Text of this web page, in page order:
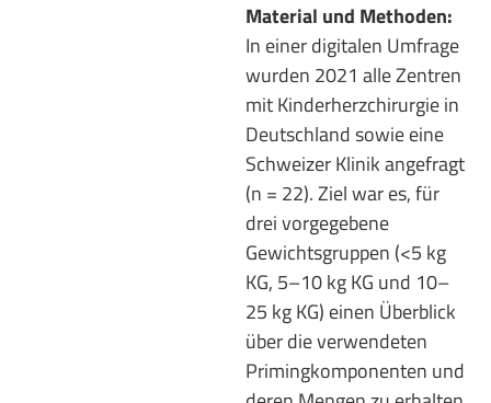
Material und Methoden:
In einer digitalen Umfrage
wurden 2021 alle Zentren
mit Kinderherzchirurgie in
Deutschland sowie eine
Schweizer Klinik angefragt
(n = 22). Ziel war es, für
drei vorgegebene
Gewichtsgruppen (<5 kg
KG, 5–10 kg KG und 10–
25 kg KG) einen Überblick
über die verwendeten
Primingkomponenten und